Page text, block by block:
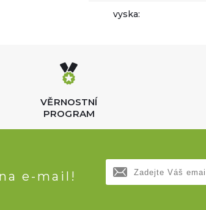
vyska:
VĚRNOSTNÍ
PROGRAM
e-mail!